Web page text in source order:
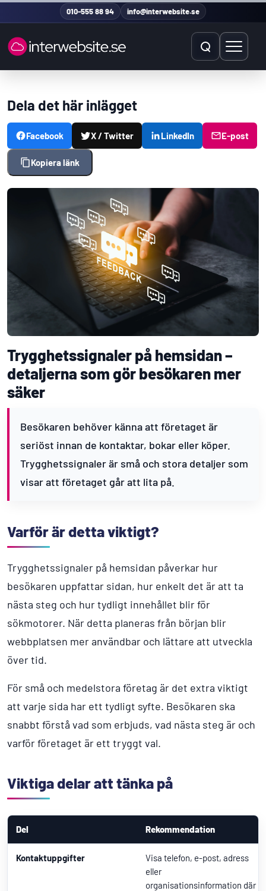
Hoppa till innehåll010-555 88 94 info@interwebsite.se
Öppna sökÖppna
Sök efter:
Dela det här inlägget
Facebook X / Twitter LinkedIn E-post
Kopiera länk
Trygghetssignaler på hemsidan –
detaljerna som gör besökaren mer
säker
Besökaren behöver känna att företaget är
seriöst innan de kontaktar, bokar eller köper.
Trygghetssignaler är små och stora detaljer som
visar att företaget går att lita på.
Varför är detta viktigt?
Trygghetssignaler på hemsidan påverkar hur
besökaren uppfattar sidan, hur enkelt det är att ta
nästa steg och hur tydligt innehållet blir för
sökmotorer. När detta planeras från början blir
webbplatsen mer användbar och lättare att utveckla
över tid.
För små och medelstora företag är det extra viktigt
att varje sida har ett tydligt syfte. Besökaren ska
snabbt förstå vad som erbjuds, vad nästa steg är och
varför företaget är ett tryggt val.
Viktiga delar att tänka på
Del Rekommendation
Kontaktuppgifter
Visa telefon, e-post, adress
eller
organisationsinformation där